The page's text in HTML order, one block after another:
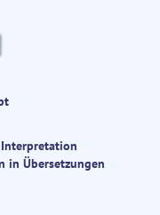
in Übersetzungen